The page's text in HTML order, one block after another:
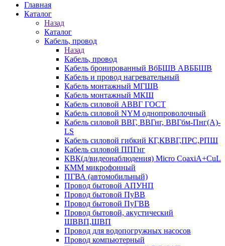
Главная
Каталог
Назад
Каталог
Кабель, провод
Назад
Кабель, провод
Кабель бронированный ВбБШВ АВББШВ
Кабель и провод нагревательный
Кабель монтажный МГШВ
Кабель монтажный МКШ
Кабель силовой АВВГ ГОСТ
Кабель силовой NYM однопроволочный
Кабель силовой ВВГ, ВВГнг, ВВГбм-Пнг(А)-
LS
Кабель силовой гибкий КГ,КВВГ,ПРС,РПШ
Кабель силовой ППГнг
КВК(д/видеонаблюдения) Micro CoaxiA+CuL
КММ микрофонный
ПГВА (автомобильный)
Провод бытовой АПУНП
Провод бытовой ПуВВ
Провод бытовой ПуГВВ
Провод бытовой, акустический
ШВВП,ШВП
Провод для водопогружных насосов
Провод компьютерный